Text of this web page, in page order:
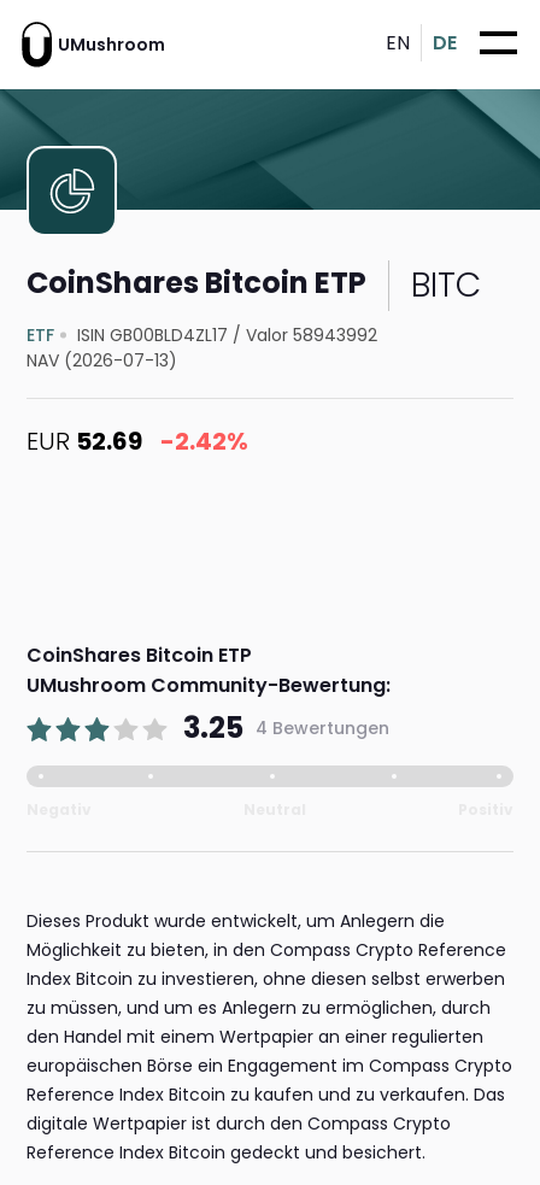
UMushroom EN DE
CoinShares Bitcoin ETP BITC
ETF ISIN GB00BLD4ZL17 /Valor 58943992
NAV (2026-07-13)
EUR 52.69 -2.42%
CoinShares Bitcoin ETP
UMushroom Community-Bewertung:
3.25 4 Bewertungen
Dieses Produkt wurde entwickelt, um Anlegern die
Möglichkeit zu bieten, in den Compass Crypto Reference
Index Bitcoin zu investieren, ohne diesen selbst erwerben
zu müssen, und um es Anlegern zu ermöglichen, durch
den Handel mit einem Wertpapier an einer regulierten
europäischen Börse ein Engagement im Compass Crypto
Reference Index Bitcoin zu kaufen und zu verkaufen. Das
digitale Wertpapier ist durch den Compass Crypto
Reference Index Bitcoin gedeckt und besichert.